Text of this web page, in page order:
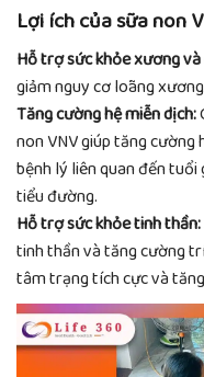
Lợi ích của sữa non
Hỗ trợ sức khỏe xương
giảm nguy cơ loãng
Tăng cường hệ miễn dịch:
non VNV giúp tăng cường
bệnh lý liên quan đến tuổi
tiểu đường.
Hỗ trợ sức khỏe tinh thần:
tinh thần và tăng cường
tâm trạng tích cực và